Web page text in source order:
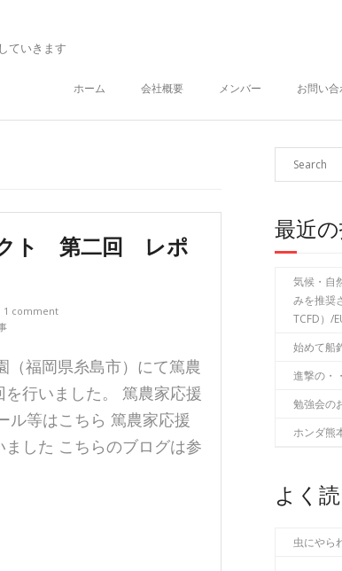
ていきます
ホーム 会社概要 メンバー お問い
クト 第二回 レポ
1 comment
（福岡県糸島市）にて篤農
行いました。 篤農家応援
ル等はこちら 篤農家応援
した こちらのブログは参
最近
気候・自
みを推奨
TCFD）/
始めて船
進撃の・
勉強会の
ホンダ熊
よく
虫にやら